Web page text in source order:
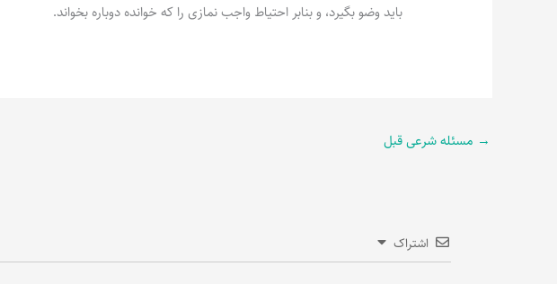
باید وضو بگیرد، و بنابر احتیاط واجب نمازى را که خوانده دوباره بخواند.
→ مسئله شرعی قبل
اشتراک